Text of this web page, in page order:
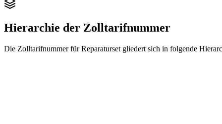
Hierarchie der Zolltarifnummer
Die Zolltarifnummer für Reparaturset gliedert sich in folgende